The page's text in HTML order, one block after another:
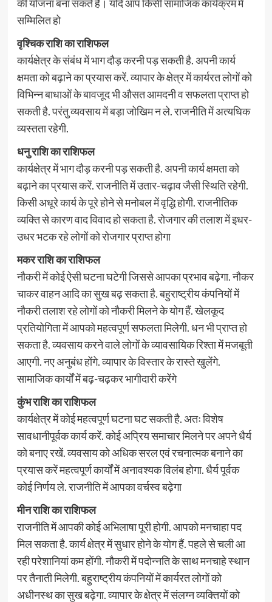
की योजना बना सकते हैं। यदि आप किसी सामाजिक कार्यक्रम में
सम्मिलित हो
वृश्चिक राशि का राशिफल
कार्यक्षेत्र के संबंध में भाग दौड़ करनी पड़ सकती है. अपनी कार्य
क्षमता को बढ़ाने का प्रयास करें. व्यापार के क्षेत्र में कार्यरत लोगों को
विभिन्न बाधाओं के बावजूद भी औसत आमदनी व सफलता प्राप्त हो
सकती है. परंतु व्यवसाय में बड़ा जोखिम न ले. राजनीति में अत्यधिक
व्यस्तता रहेगी.
धनु राशि का राशिफल
कार्यक्षेत्र में भाग दौड़ करनी पड़ सकती है. अपनी कार्य क्षमता को
बढ़ाने का प्रयास करें. राजनीति में उतार-चढ़ाव जैसी स्थिति रहेगी.
किसी अधूरे कार्य के पूरे होने से मनोबल में वृद्धि होगी. राजनीतिक
व्यक्ति से कारण वाद विवाद हो सकता है. रोजगार की तलाश में इधर-
उधर भटक रहे लोगों को रोजगार प्राप्त होगा
मकर राशि का राशिफल
नौकरी में कोई ऐसी घटना घटेगी जिससे आपका प्रभाव बढ़ेगा. नौकर
चाकर वाहन आदि का सुख बढ़ सकता है. बहुराष्ट्रीय कंपनियों में
नौकरी तलाश रहे लोगों को नौकरी मिलने के योग हैं. खेलकूद
प्रतियोगिता में आपको महत्वपूर्ण सफलता मिलेगी. धन भी प्राप्त हो
सकता है. व्यवसाय करने वाले लोगों के व्यावसायिक रिश्ता में मजबूती
आएगी. नए अनुबंध होंगे. व्यापार के विस्तार के रास्ते खुलेंगे.
सामाजिक कार्यों में बढ़-चढ़कर भागीदारी करेंगे
कुंभ राशि का राशिफल
कार्यक्षेत्र में कोई महत्वपूर्ण घटना घट सकती है. अतः विशेष
सावधानीपूर्वक कार्य करें. कोई अप्रिय समाचार मिलने पर अपने धैर्य
को बनाए रखें. व्यवसाय को अधिक सरल एवं रचनात्मक बनाने का
प्रयास करें महत्वपूर्ण कार्यों में अनावश्यक विलंब होगा. धैर्य पूर्वक
कोई निर्णय ले. राजनीति में आपका वर्चस्व बढ़ेगा
मीन राशि का राशिफल
राजनीति में आपकी कोई अभिलाषा पूरी होगी. आपको मनचाहा पद
मिल सकता है. कार्य क्षेत्र में सुधार होने के योग हैं. पहले से चली आ
रही परेशानियां कम होंगी. नौकरी में पदोन्नति के साथ मनचाहे स्थान
पर तैनाती मिलेगी. बहुराष्ट्रीय कंपनियों में कार्यरत लोगों को
अधीनस्थ का सुख बढ़ेगा. व्यापार के क्षेत्र में संलग्न व्यक्तियों को